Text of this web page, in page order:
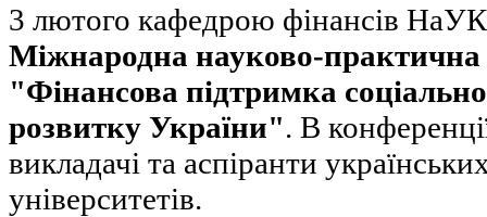
3 лютого кафедрою фінансів
Міжнародна науково-практична
"Фінансова підтримка
розвитку України". В
викладачі та аспіранти
університетів.